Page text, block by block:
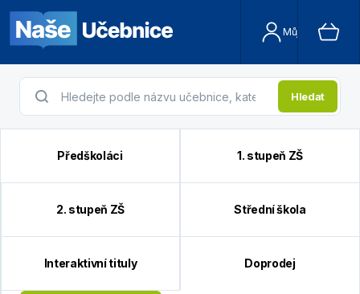
Můj účet
Hledat
Předškoláci 1. stupeň ZŠ
2. stupeň ZŠ Střední škola
Interaktivní tituly Doprodej